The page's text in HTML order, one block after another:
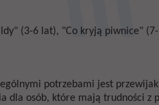
(3-6 lat), "Co kryją piwnice"
potrzebami jest
dla osób, które mają trudności z